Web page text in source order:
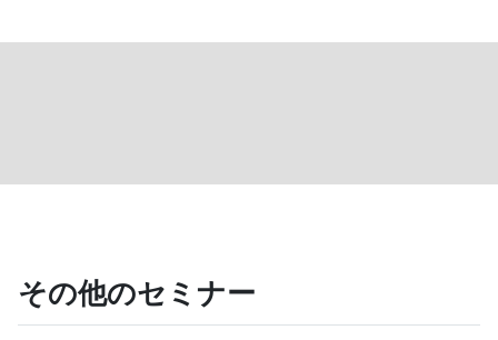
その他のセミナー